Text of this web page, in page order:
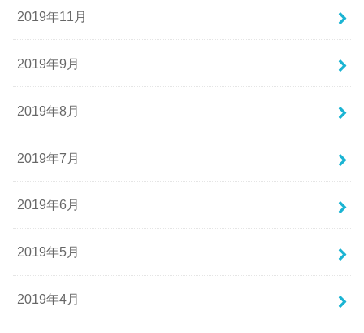
2019年11月
2019年9月
2019年8月
2019年7月
2019年6月
2019年5月
2019年4月